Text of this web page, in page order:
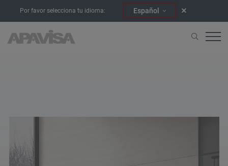
Por favor selecciona tu idioma: Español